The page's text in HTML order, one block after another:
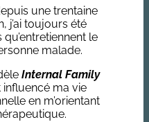
une trentaine
j’ai toujours été
le
malade.
Internal Family
ma vie
en m’orientant